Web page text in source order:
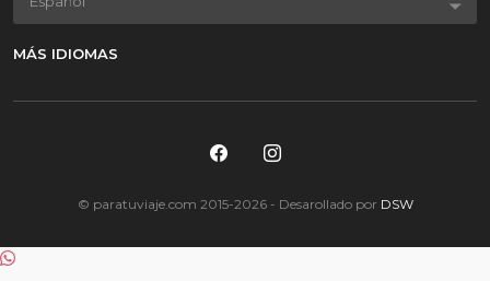
MÁS IDIOMAS
© paratuviaje.com 2015-2026 - Desarollado por DSW